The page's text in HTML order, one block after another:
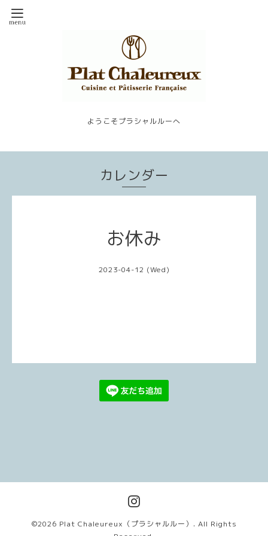
ようこそプラシャルルーへ
カレンダー
お休み
2023-04-12 (Wed)
©2026 Plat Chaleureux（プラシャルルー） . All Rights